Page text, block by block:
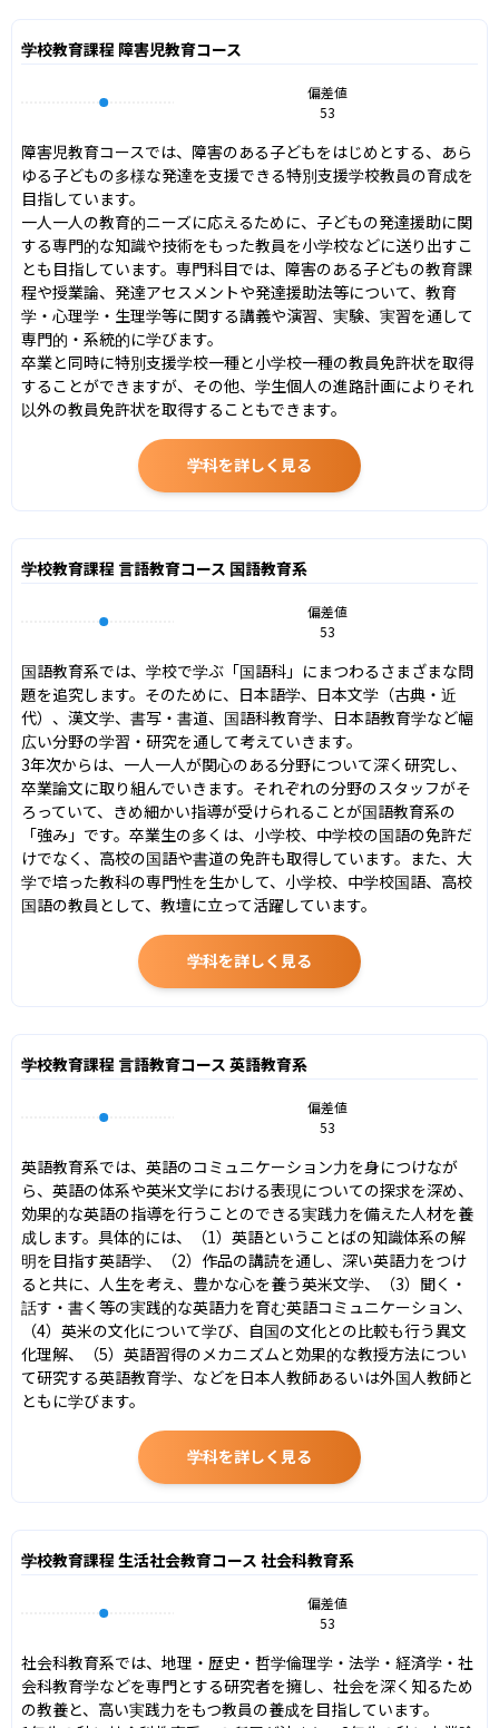
学校教育課程 障害児教育コース
偏差値
53
障害児教育コースでは、障害のある子どもをはじめとする、あら
ゆる子どもの多様な発達を支援できる特別支援学校教員の育成を
目指しています。
一人一人の教育的ニーズに応えるために、子どもの発達援助に関
する専門的な知識や技術をもった教員を小学校などに送り出すこ
とも目指しています。専門科目では、障害のある子どもの教育課
程や授業論、発達アセスメントや発達援助法等について、教育
学・心理学・生理学等に関する講義や演習、実験、実習を通して
専門的・系統的に学びます。
卒業と同時に特別支援学校一種と小学校一種の教員免許状を取得
することができますが、その他、学生個人の進路計画によりそれ
以外の教員免許状を取得することもできます。
学科を詳しく見る
学校教育課程 言語教育コース 国語教育系
偏差値
53
国語教育系では、学校で学ぶ「国語科」にまつわるさまざまな問
題を追究します。そのために、日本語学、日本文学（古典・近
代）、漢文学、書写・書道、国語科教育学、日本語教育学など幅
広い分野の学習・研究を通して考えていきます。
3年次からは、一人一人が関心のある分野について深く研究し、
卒業論文に取り組んでいきます。それぞれの分野のスタッフがそ
ろっていて、きめ細かい指導が受けられることが国語教育系の
「強み」です。卒業生の多くは、小学校、中学校の国語の免許だ
けでなく、高校の国語や書道の免許も取得しています。また、大
学で培った教科の専門性を生かして、小学校、中学校国語、高校
国語の教員として、教壇に立って活躍しています。
学科を詳しく見る
学校教育課程 言語教育コース 英語教育系
偏差値
53
英語教育系では、英語のコミュニケーション力を身につけなが
ら、英語の体系や英米文学における表現についての探求を深め、
効果的な英語の指導を行うことのできる実践力を備えた人材を養
成します。具体的には、（1）英語ということばの知識体系の解
明を目指す英語学、（2）作品の講読を通し、深い英語力をつけ
ると共に、人生を考え、豊かな心を養う英米文学、（3）聞く・
話す・書く等の実践的な英語力を育む英語コミュニケーション、
（4）英米の文化について学び、自国の文化との比較も行う異文
化理解、（5）英語習得のメカニズムと効果的な教授方法につい
て研究する英語教育学、などを日本人教師あるいは外国人教師と
ともに学びます。
学科を詳しく見る
学校教育課程 生活社会教育コース 社会科教育系
偏差値
53
社会科教育系では、地理・歴史・哲学倫理学・法学・経済学・社
会科教育学などを専門とする研究者を擁し、社会を深く知るため
の教養と、高い実践力をもつ教員の養成を目指しています。